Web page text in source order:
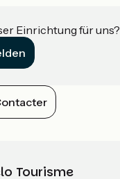
Einrichtung für uns?
Tourisme